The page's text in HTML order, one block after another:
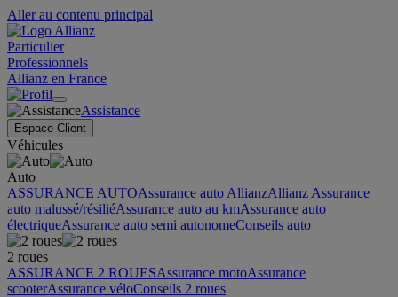
Aller au contenu principal
Particulier
Professionnels
Allianz en France
Assistance
Espace Client
Véhicules
Auto
ASSURANCE AUTOAssurance auto AllianzAllianz Assurance
auto malussé/résiliéAssurance auto au kmAssurance auto
électriqueAssurance auto semi autonomeConseils auto
2 roues
ASSURANCE 2 ROUESAssurance motoAssurance
scooterAssurance véloConseils 2 roues